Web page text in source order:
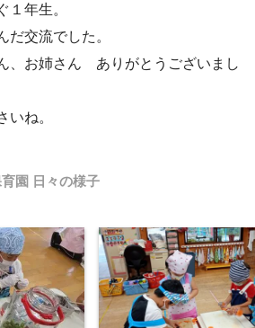
１年生。
だ交流でした。
、お姉さん ありがとうございまし
いね。
園 日々の様子